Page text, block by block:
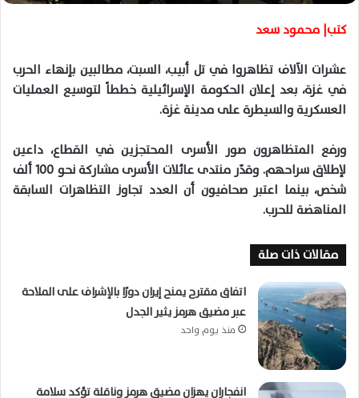
ا
كتب| محمود سعد
عشرات الآلاف تظاهروا في تل أبيب، السبت، مطالبين بإنهاء الحرب
في غزة، بعد إعلان الحكومة الإسرائيلية خططاً لتوسيع العمليات
العسكرية والسيطرة على مدينة غزة.
ورفع المتظاهرون صور الأسرى المحتجزين في القطاع، داعين
لإطلاق سراحهم. وقدّر منتدى عائلات الأسرى مشاركة نحو 100 ألف
شخص، بينما اعتبر صحافيون أن العدد تجاوز التظاهرات السابقة
المناهضة للحرب.
مقالات ذات صلة
اتفاق مقترح يمنح إيران دورًا بالإشراف على الملاحة
عبر مضيق هرمز يثير الجدل
منذ يوم واحد
انفجاران يهزان مضيق هرمز وناقلة تؤكد سلامة